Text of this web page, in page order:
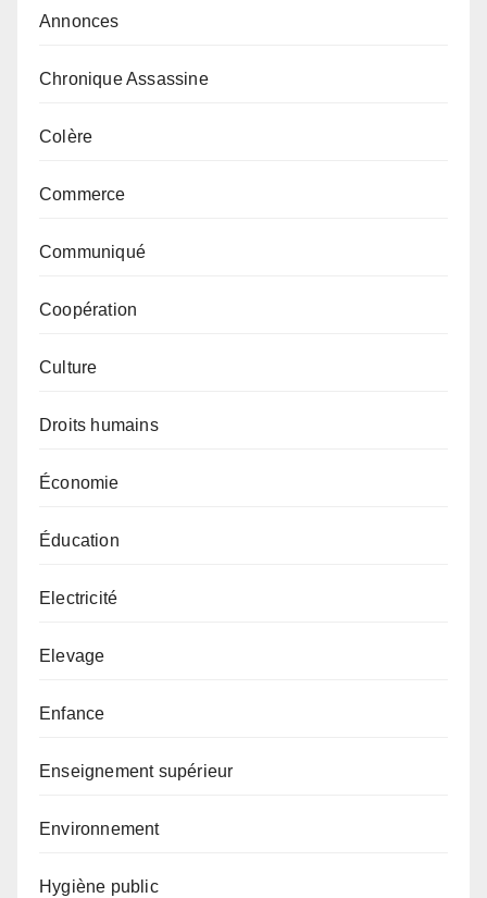
Annonces
Chronique Assassine
Colère
Commerce
Communiqué
Coopération
Culture
Droits humains
Économie
Éducation
Electricité
Elevage
Enfance
Enseignement supérieur
Environnement
Hygiène public